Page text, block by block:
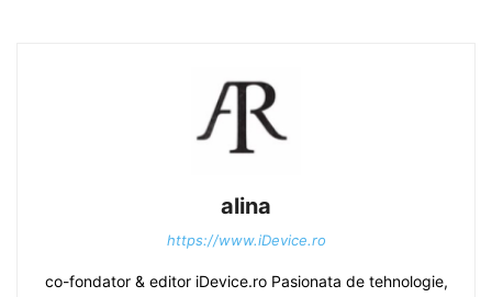
alina
https://www.iDevice.ro
co-fondator & editor iDevice.ro Pasionata de tehnologie,